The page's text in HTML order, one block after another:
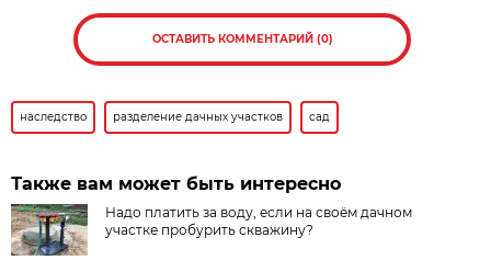
ОСТАВИТЬ КОММЕНТАРИЙ (0)
наследство разделение дачных участков сад
Также вам может быть интересно
Надо платить за воду, если на своём дачном
участке пробурить скважину?